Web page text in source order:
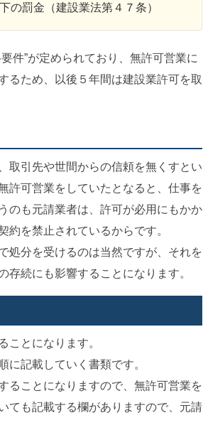
の罰金（建設業法第４７条）
件”が定められており、無許可営業に
るため、以後５年間は建設業許可を取
取引先や世間からの信頼を無くすとい
許可営業をしていたとなると、仕事を
のも元請業者は、許可が必用にもかか
約を禁止されているからです。
処分を受けるのは当然ですが、それを
続にも影響することになります。
ことになります。
に記載していく書類です。
ることになりますので、無許可営業を
ても記載する欄がありますので、元請